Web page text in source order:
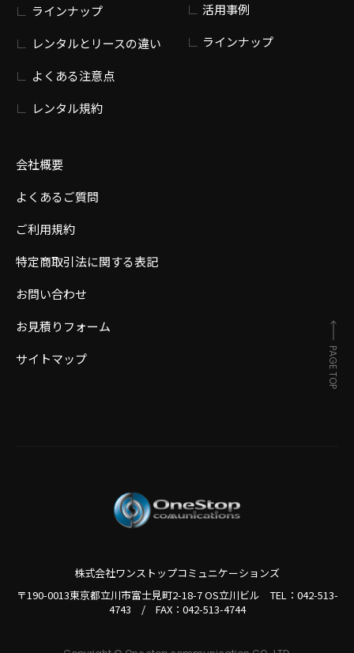
ラインナップ
レンタルとリースの違い
よくある注意点
レンタル規約
会社概要
よくあるご質問
ご利用規約
特定商取引法に関する表記
お問い合わせ
お見積りフォーム
サイトマップ
活用事例
ラインナップ
株式会社ワンストップコミュニケーションズ
〒190-0013東京都立川市富士見町2-18-7 OS立川ビル TEL： 042-513-
4743 / FAX：042-513-4744
PAGE TOP